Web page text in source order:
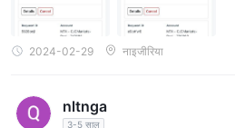
2024-02-29 नाइजीरिया
nltnga
3-5 साल